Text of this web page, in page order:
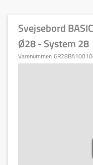
Svejsebord
Ø28 - System 28
Varenummer: